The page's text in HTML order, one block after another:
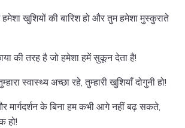
हमेशा खुशियों की बारिश हो और तुम हमेशा मुस्कुराते
की तरह है जो हमेशा हमें सुकून देता है!
स्वास्थ्य अच्छा रहे, तुम्हारी खुशियाँ दोगुनी हो!
मार्गदर्शन के बिना हम कभी आगे नहीं बढ़ सकते,
हो!